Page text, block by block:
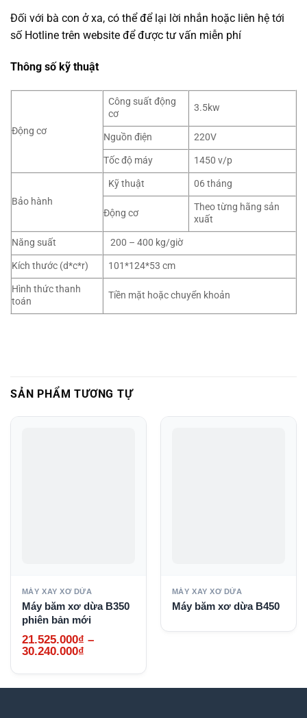
Đối với bà con ở xa, có thể để lại lời nhắn hoặc liên hệ tới
số Hotline trên website để được tư vấn miễn phí
Thông số kỹ thuật
Động cơ
Công suất động
cơ
3.5kw
Nguồn điện
220V
Tốc độ máy
1450 v/p
Bảo hành
Kỹ thuật 06 tháng
Động cơ
Theo từng hãng sản
xuất
Năng suất
200 – 400 kg/giờ
Kích thước (d*c*r)
101*124*53 cm
Hình thức thanh
toán
Tiền mặt hoặc chuyển khoản
SẢN PHẨM TƯƠNG TỰ
MÁY XAY XƠ DỪA
Máy băm xơ dừa B350
phiên bản mới
21.525.000₫ –
30.240.000₫Khoảng
từ
21.525.000₫
MÁY XAY XƠ DỪA
Máy băm xơ dừa B450